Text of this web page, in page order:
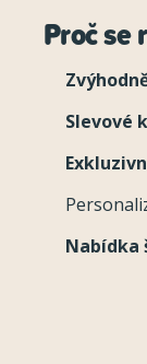
Proč se
Slevové
Nabídka